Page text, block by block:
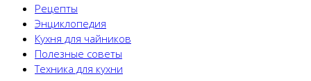
Рецепты
Энциклопедия
Кухня для чайников
Полезные советы
Техника для кухни